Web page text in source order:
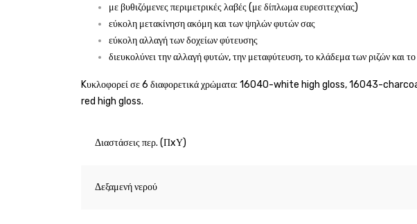
με βυθιζόμενες περιμετρικές λαβές (με δίπλωμα ευρεσιτεχνίας)
εύκολη μετακίνηση ακόμη και των ψηλών φυτών σας
εύκολη αλλαγή των δοχείων φύτευσης
διευκολύνει την αλλαγή φυτών, την μεταφύτευση, το κλάδεμα των ριζών και
Kυκλοφορεί σε 6 διαφορετικά χρώματα: 16040-white high gloss, 16043-
red high gloss.
Διαστάσεις περ. (ΠxΥ)
Δεξαμενή νερού